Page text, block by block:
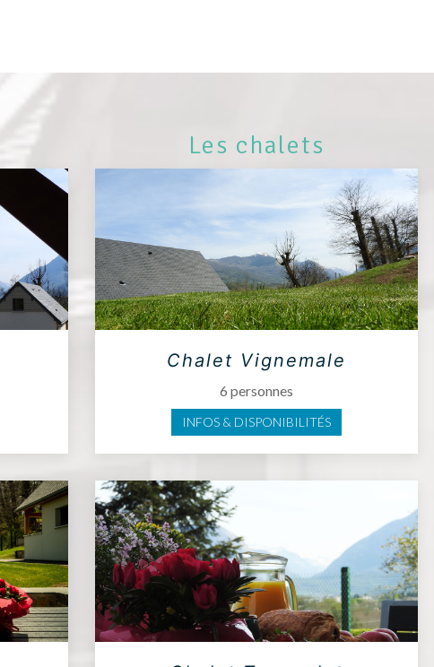
Les chalets
Chalet Vignemale
6 personnes
INFOS & DISPONIBILITÉS